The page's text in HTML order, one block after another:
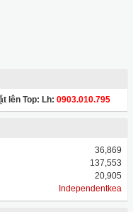
lên Top: Lh: 0903.010.795
36,869
137,553
20,905
Independentkea